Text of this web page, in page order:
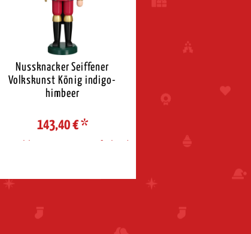
Nussknacker Seiffener
Volkskunst König indigo-
himbeer
143,40 €*
Auswahl Steuerzone / Lieferland Auswahl Steuerzone /